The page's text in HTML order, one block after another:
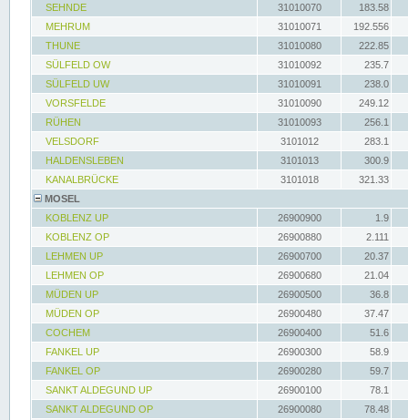
SEHNDE
31010070
183.58
MEHRUM
31010071
192.556
THUNE
31010080
222.85
SÜLFELD OW
31010092
235.7
SÜLFELD UW
31010091
238.0
VORSFELDE
31010090
249.12
RÜHEN
31010093
256.1
VELSDORF
3101012
283.1
HALDENSLEBEN
3101013
300.9
KANALBRÜCKE
3101018
321.33
MOSEL
KOBLENZ UP
26900900
1.9
KOBLENZ OP
26900880
2.111
LEHMEN UP
26900700
20.37
LEHMEN OP
26900680
21.04
MÜDEN UP
26900500
36.8
MÜDEN OP
26900480
37.47
COCHEM
26900400
51.6
FANKEL UP
26900300
58.9
FANKEL OP
26900280
59.7
SANKT ALDEGUND UP
26900100
78.1
SANKT ALDEGUND OP
26900080
78.48